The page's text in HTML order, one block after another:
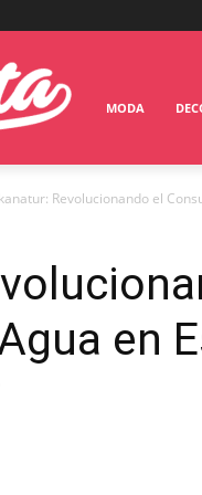
MODA
Revolucionando el
en